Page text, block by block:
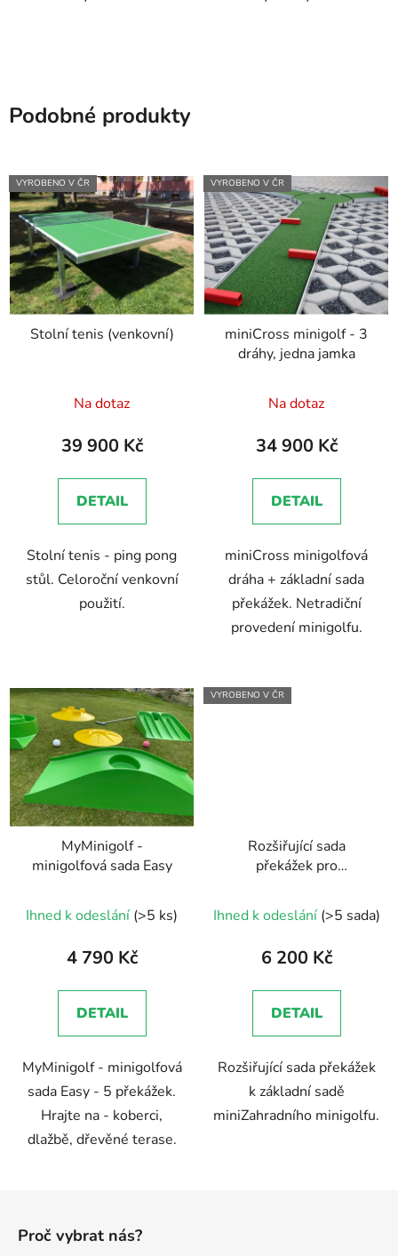
Podobné produkty
VYROBENO V ČR
Stolní tenis (venkovní)
Na dotaz
39 900 Kč
DETAIL
Stolní tenis - ping pong
stůl. Celoroční venkovní
použití.
VYROBENO V ČR
miniCross minigolf - 3
dráhy, jedna jamka
Na dotaz
34 900 Kč
DETAIL
miniCross minigolfová
dráha + základní sada
překážek. Netradiční
provedení minigolfu.
MyMinigolf -
minigolfová sada Easy
hodnocení
produktu
4,5
z
hvězdiček.
Ihned k odeslání (>5 ks)
4 790 Kč
DETAIL
MyMinigolf - minigolfová
sada Easy - 5 překážek.
Hrajte na - koberci,
dlažbě, dřevěné terase.
VYROBENO V ČR
Rozšiřující sada
překážek pro
Ihned k odeslání (>5 sada)
6 200 Kč
DETAIL
Rozšiřující sada překážek
k základní sadě
miniZahradního minigolfu.
Proč vybrat nás?